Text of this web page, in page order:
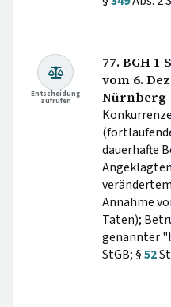
Entscheidung
aufrufen
77. BGH 1
vom 6.
dauerhafte
Annahme
Taten);
genannter
StGB; §52